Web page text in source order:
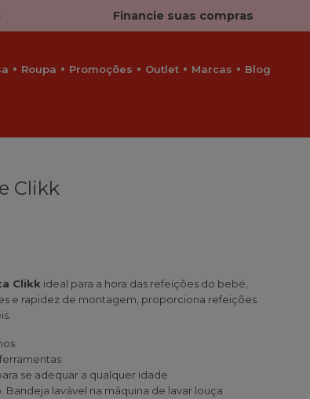
Financie suas compras
Roupa Promoções Outlet Marcas Blog
Clikk
Clikk ideal para a hora das refeições do bebé,
e rapidez de montagem, proporciona refeições
se adequar a qualquer idade
Bandeja lavável na máquina de lavar louça